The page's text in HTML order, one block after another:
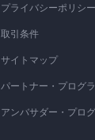
プライバシーポリシー
取引条件
サイトマップ
パートナー・プログ
アンバサダー・プロ